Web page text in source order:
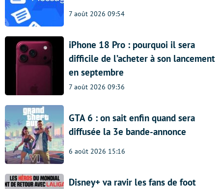
7 août 2026 09:54
iPhone 18 Pro : pourquoi il sera
difficile de l’acheter à son lancement
en septembre
7 août 2026 09:36
GTA 6 : on sait enfin quand sera
diffusée la 3e bande-annonce
6 août 2026 15:16
Disney+ va ravir les fans de foot